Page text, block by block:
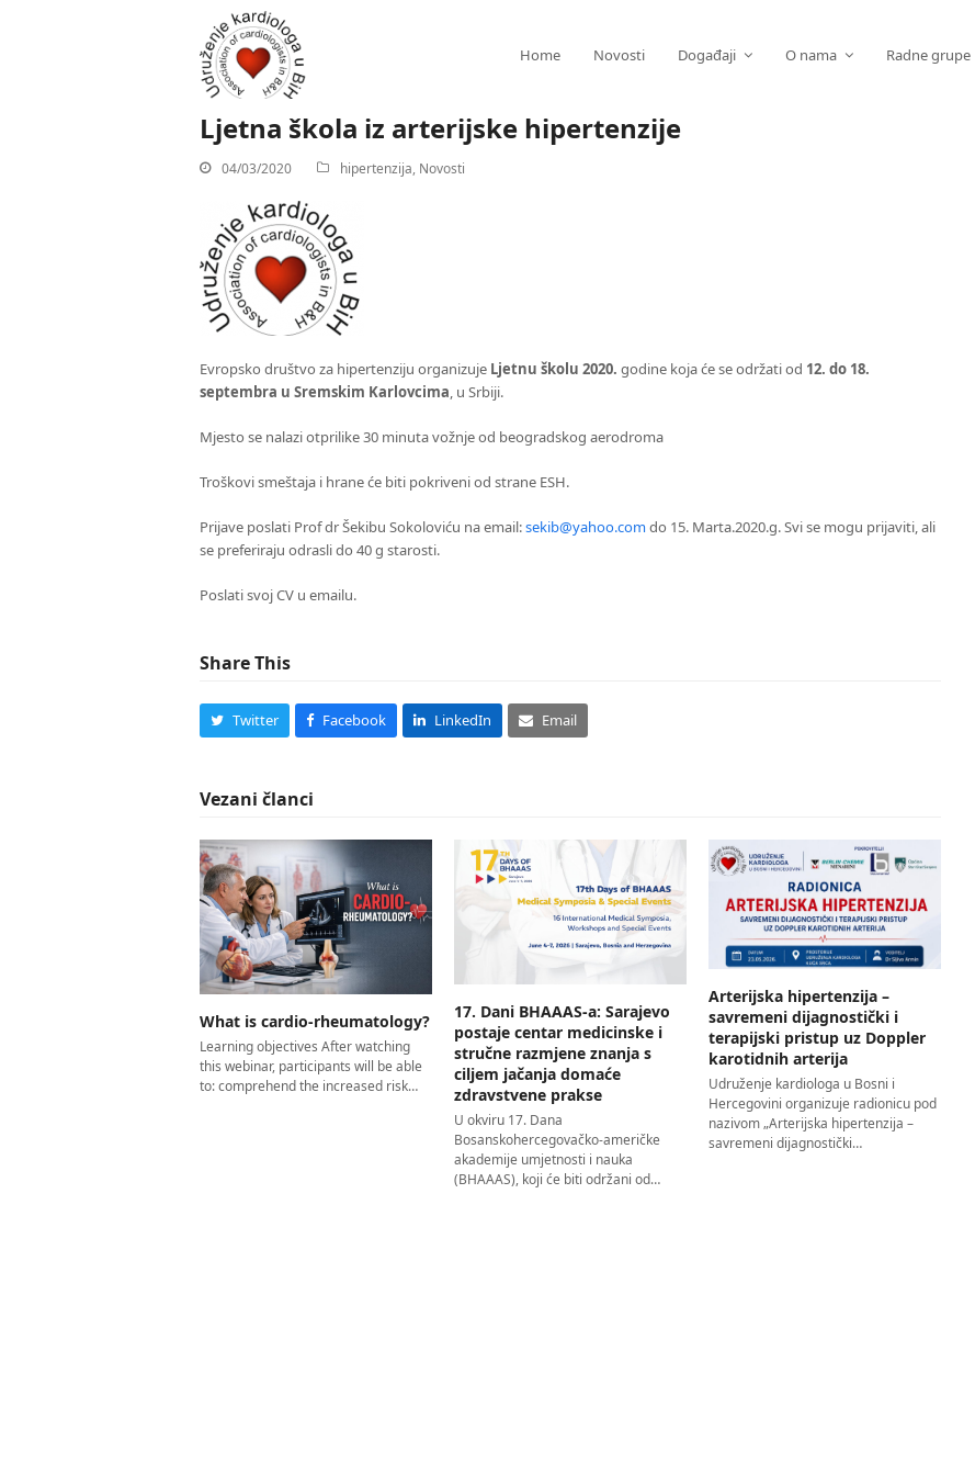
Home Novosti Događaji O nama Radne grupe
Ljetna škola iz arterijske hipertenzije
04/03/2020 hipertenzija, Novosti
Evropsko društvo za hipertenziju organizuje Ljetnu školu 2020. godine koja će se održati od 12. do 18.
septembra u Sremskim Karlovcima , u Srbiji.
Mjesto se nalazi otprilike 30 minuta vožnje od beogradskog aerodroma
Troškovi smeštaja i hrane će biti pokriveni od strane ESH.
Prijave poslati Prof dr Šekibu Sokoloviću na email:sekib@yahoo.comdo 15. Marta.2020.g. Svi se mogu prijaviti, ali
se preferiraju odrasli do 40 g starosti.
Poslati svoj CV u emailu.
Share This
Twitter Facebook LinkedIn Email
Vezani članci
What is cardio-rheumatology?
Learning objectives After watching
this webinar, participants will be able
to: comprehend the increased risk…
17. Dani BHAAAS-a: Sarajevo
postaje centar medicinske i
stručne razmjene znanja s
ciljem jačanja domaće
zdravstvene prakse
U okviru 17. Dana
Bosanskohercegovačko-američke
akademije umjetnosti i nauka
(BHAAAS), koji će biti održani od…
Arterijska hipertenzija –
savremeni dijagnostički i
terapijski pristup uz Doppler
karotidnih arterija
Udruženje kardiologa u Bosni i
Hercegovini organizuje radionicu pod
nazivom „Arterijska hipertenzija –
savremeni dijagnostički…